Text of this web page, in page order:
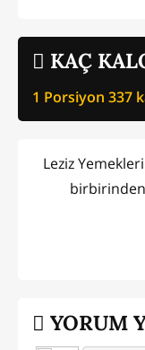
KAÇ
1 Porsiyon 337
Leziz
YORUM